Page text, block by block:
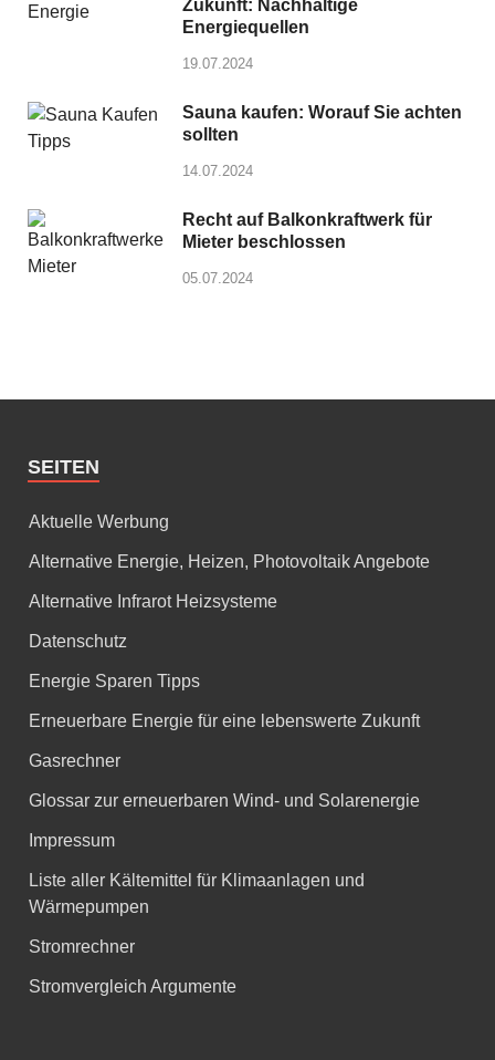
Zukunft: Nachhaltige
Energiequellen
19.07.2024
Sauna kaufen: Worauf Sie achten
sollten
14.07.2024
Recht auf Balkonkraftwerk für
Mieter beschlossen
05.07.2024
SEITEN
Aktuelle Werbung
Alternative Energie, Heizen, Photovoltaik Angebote
Alternative Infrarot Heizsysteme
Datenschutz
Energie Sparen Tipps
Erneuerbare Energie für eine lebenswerte Zukunft
Gasrechner
Glossar zur erneuerbaren Wind- und Solarenergie
Impressum
Liste aller Kältemittel für Klimaanlagen und
Wärmepumpen
Stromrechner
Stromvergleich Argumente